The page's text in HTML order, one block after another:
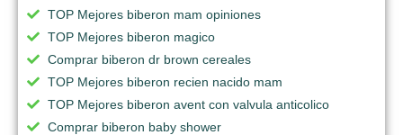
TOP Mejores biberon mam opiniones
TOP Mejores biberon magico
Comprar biberon dr brown cereales
TOP Mejores biberon recien nacido mam
TOP Mejores biberon avent con valvula anticolico
Comprar biberon baby shower